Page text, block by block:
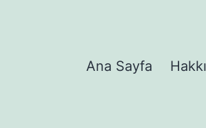
Ana Sayfa